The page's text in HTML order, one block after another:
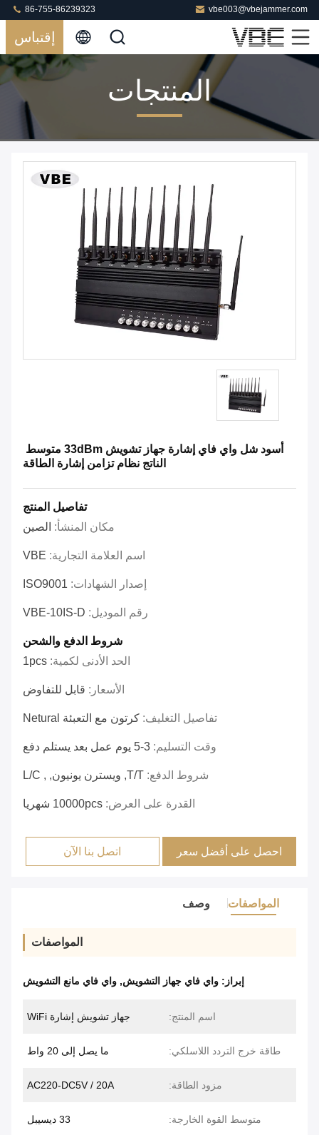
vbe003@vbejammer.com
86-755-86239323
إقتباس
المنتجات
أسود شل واي فاي إشارة جهاز تشويش 33dBm متوسط ​​
الناتج نظام تزامن إشارة الطاقة
تفاصيل المنتج
مكان المنشأ: الصين
اسم العلامة التجارية: VBE
إصدار الشهادات: ISO9001
رقم الموديل: VBE-10IS-D
شروط الدفع والشحن
الحد الأدنى لكمية: 1pcs
الأسعار: قابل للتفاوض
تفاصيل التغليف: كرتون مع التعبئة Netural
وقت التسليم: 3-5 يوم عمل بعد يستلم دفع
شروط الدفع: T/T, ويسترن يونيون, , L/C
القدرة على العرض: 10000pcs شهريا
احصل على أفضل سعر اتصل بنا الآن
المواصفات وصف
المواصفات
إبراز: واي فاي جهاز التشويش, واي فاي مانع التشويش
اسم المنتج: جهاز تشويش إشارة WiFi
طاقة خرج التردد اللاسلكي: ما يصل إلى 20 واط
مزود الطاقة: AC220-DC5V / 20A
متوسط ​​القوة الخارجة: 33 ديسيبل